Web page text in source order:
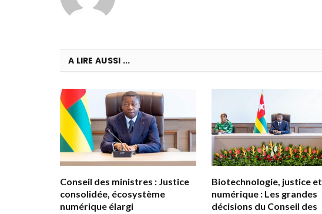
A LIRE AUSSI ...
Conseil des ministres : Justice
consolidée, écosystème
numérique élargi
Biotechnologie, justice et
numérique : Les grandes
décisions du Conseil des